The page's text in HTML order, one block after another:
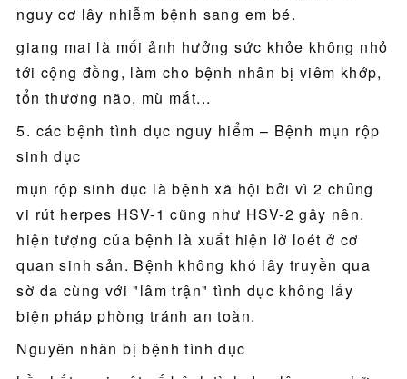
nguy cơ lây nhiễm bệnh sang em bé.
giang mai là mối ảnh hưởng sức khỏe không nhỏ
tới cộng đồng, làm cho bệnh nhân bị viêm khớp,
tổn thương não, mù mắt...
5. các bệnh tình dục nguy hiểm – Bệnh mụn rộp
sinh dục
mụn rộp sinh dục là bệnh xã hội bởi vì 2 chủng
vi rút herpes HSV-1 cũng như HSV-2 gây nên.
hiện tượng của bệnh là xuất hiện lở loét ở cơ
quan sinh sản. Bệnh không khó lây truyền qua
sờ da cùng với "lâm trận" tình dục không lấy
biện pháp phòng tránh an toàn.
Nguyên nhân bị bệnh tình dục